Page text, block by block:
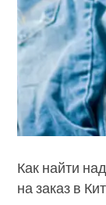
Как найти
на заказ в